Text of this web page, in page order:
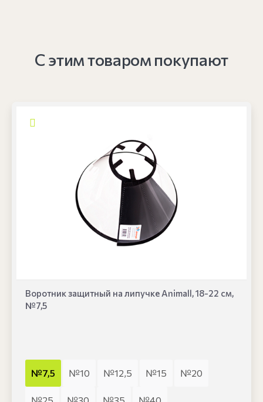
С этим товаром покупают
Воротник защитный на липучке Animall, 18-22 см,
№7,5
№7,5 №10 №12,5 №15 №20
№25 №30 №35 №40